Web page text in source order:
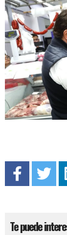
Te puede